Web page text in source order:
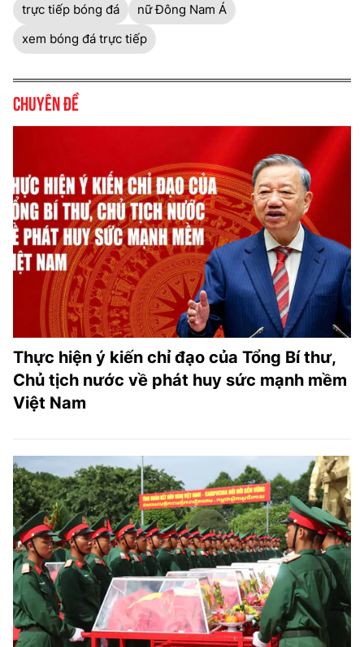
trực tiếp bóng đá
nữ Đông Nam Á
xem bóng đá trực tiếp
Chuyên đề
Thực hiện ý kiến chỉ đạo của Tổng Bí thư,
Chủ tịch nước về phát huy sức mạnh mềm
Việt Nam